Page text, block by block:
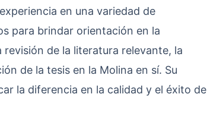
en una variedad de
para brindar orientación en la
de la literatura relevante, la
de la tesis en la Molina en sí. Su
la diferencia en la calidad y el éxito de